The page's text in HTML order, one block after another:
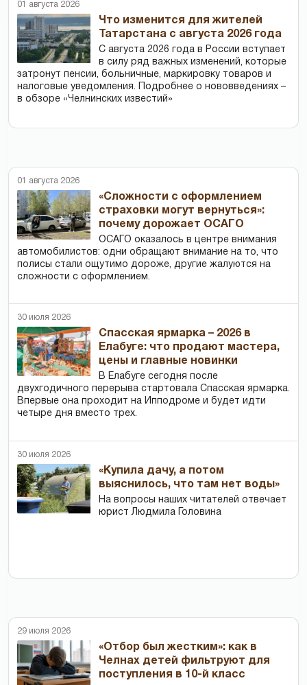
01 августа 2026
Что изменится для жителей
Татарстана с августа 2026 года
С августа 2026 года в России вступает
в силу ряд важных изменений, которые
затронут пенсии, больничные, маркировку товаров и
налоговые уведомления. Подробнее о нововведениях –
в обзоре «Челнинских известий»
01 августа 2026
«Сложности с оформлением
страховки могут вернуться»:
почему дорожает ОСАГО
ОСАГО оказалось в центре внимания
автомобилистов: одни обращают внимание на то, что
полисы стали ощутимо дороже, другие жалуются на
сложности с оформлением.
30 июля 2026
Спасская ярмарка – 2026 в
Елабуге: что продают мастера,
цены и главные новинки
В Елабуге сегодня после
двухгодичного перерыва стартовала Спасская ярмарка.
Впервые она проходит на Ипподроме и будет идти
четыре дня вместо трех.
30 июля 2026
«Купила дачу, а потом
выяснилось, что там нет воды»
На вопросы наших читателей отвечает
юрист Людмила Головина
29 июля 2026
«Отбор был жестким»: как в
Челнах детей фильтруют для
поступления в 10-й класс